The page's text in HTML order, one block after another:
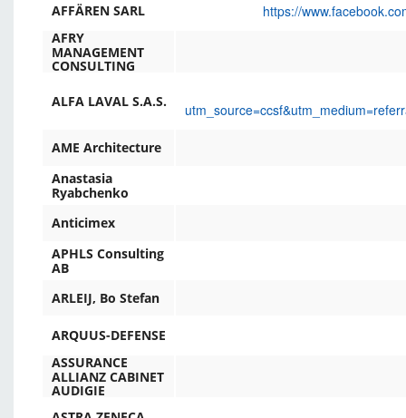
AFFÄREN SARL
https://
AFRY
MANAGEMENT
CONSULTING
ALFA LAVAL S.A.S.
AME Architecture
Anastasia
Ryabchenko
Anticimex
APHLS Consulting
AB
ARLEIJ, Bo Stefan
ARQUUS-DEFENSE
ASSURANCE
ALLIANZ CABINET
AUDIGIE